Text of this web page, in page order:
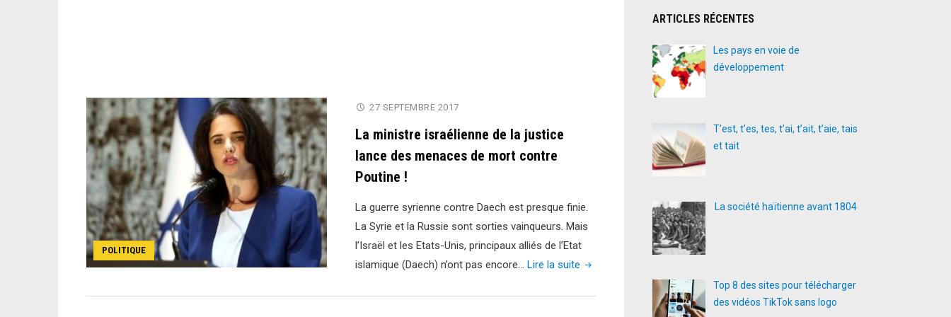
POLITIQUE
27 SEPTEMBRE 2017
La ministre israélienne de la justice
lance des menaces de mort contre
Poutine !
La guerre syrienne contre Daech est presque finie.
La Syrie et la Russie sont sorties vainqueurs. Mais
l’Israël et les Etats-Unis, principaux alliés de l’Etat
islamique (Daech) n’ont pas encore… Lire la suite "La
ARTICLES RÉCENTES
Les pays en voie de
développement
T’est, t’es, tes, t’ai, t’ait, t’aie, tais
et tait
La société haïtienne avant 1804
Top 8 des sites pour télécharger
des vidéos TikTok sans logo